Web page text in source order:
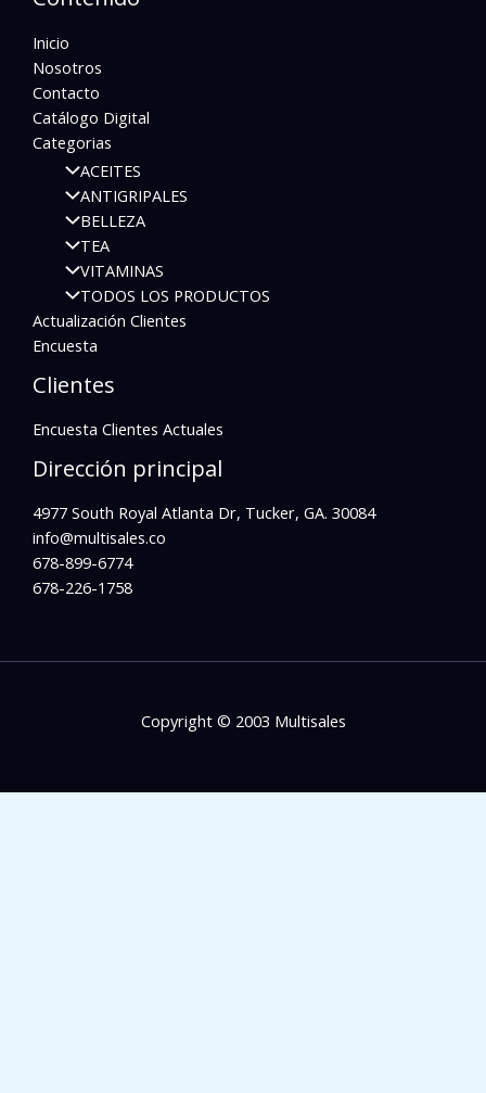
Inicio
Nosotros
Contacto
Catálogo Digital
Categorias
ACEITES
ANTIGRIPALES
BELLEZA
TEA
VITAMINAS
TODOS LOS PRODUCTOS
Actualización Clientes
Encuesta
Clientes
Encuesta Clientes Actuales
Dirección principal
4977 South Royal Atlanta Dr, Tucker, GA. 30084
info@multisales.co​
678-899-6774
678-226-1758
Copyright © 2003 Multisales